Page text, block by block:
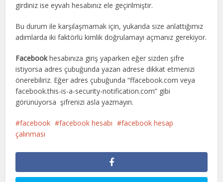
girdiniz ise eyvah hesabınız ele geçirilmiştir.
Bu durum ile karşılaşmamak için, yukarıda size anlattığımız
adımlarda iki faktörlü kimlik doğrulamayı açmanız gerekiyor.
Facebookhesabınıza giriş yaparken eğer sizden şifre
istiyorsa adres çubuğunda yazan adrese dikkat etmenizi
önerebiliriz. Eğer adres çubuğunda “ffacebook.com veya
facebook.this-is-a-security-notification.com” gibi
görünüyorsa şifrenizi asla yazmayın.
facebook facebook hesabı
facebook hesap
çalınması